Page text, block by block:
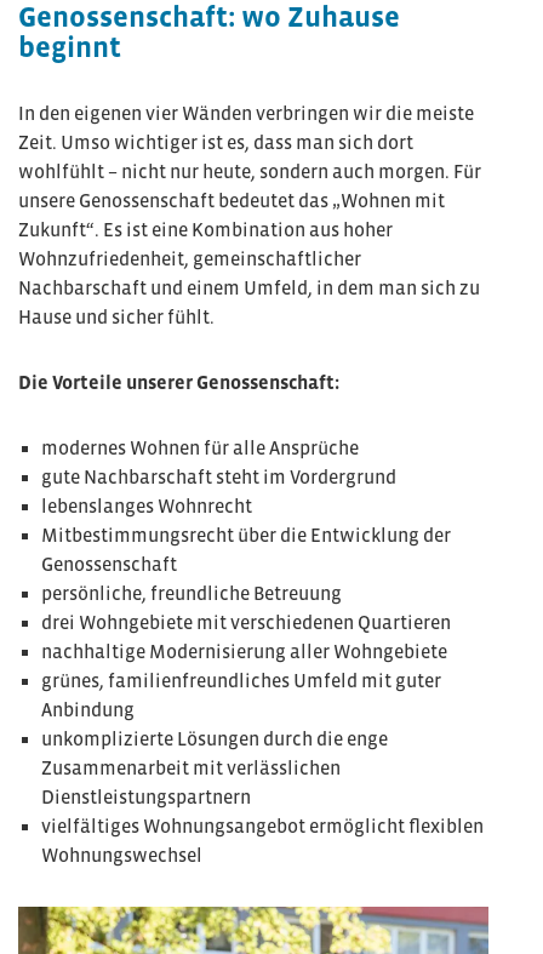
Genossenschaft: wo Zuhause
beginnt
In den eigenen vier Wänden verbringen wir die meiste
Zeit. Umso wichtiger ist es, dass man sich dort
wohlfühlt – nicht nur heute, sondern auch morgen. Für
unsere Genossenschaft bedeutet das „Wohnen mit
Zukunft“. Es ist eine Kombination aus hoher
Wohnzufriedenheit, gemeinschaftlicher
Nachbarschaft und einem Umfeld, in dem man sich zu
Hause und sicher fühlt.
Die Vorteile unserer Genossenschaft:
modernes Wohnen für alle Ansprüche
gute Nachbarschaft steht im Vordergrund
lebenslanges Wohnrecht
Mitbestimmungsrecht über die Entwicklung der
Genossenschaft
persönliche, freundliche Betreuung
drei Wohngebiete mit verschiedenen Quartieren
nachhaltige Modernisierung aller Wohngebiete
grünes, familienfreundliches Umfeld mit guter
Anbindung
unkomplizierte Lösungen durch die enge
Zusammenarbeit mit verlässlichen
Dienstleistungspartnern
vielfältiges Wohnungsangebot ermöglicht flexiblen
Wohnungswechsel